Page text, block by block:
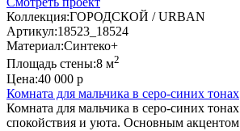
Коллекция:ГОРОДСКОЙ / URBAN
Артикул:18523_18524
Материал:Синтеко+
Площадь стены:8 м2
Цена:40 000 р
Комната для мальчика в серо-синих тонах
Комната для мальчика в серо-синих
спокойствия и уюта. Основным акцентом